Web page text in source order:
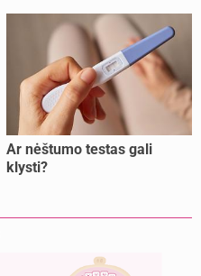
Ar nėštumo testas gali
klysti?